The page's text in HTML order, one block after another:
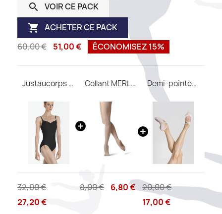
 VOIR CE PACK
 ACHETER CE PACK
60,00 €
51,00 € ÉCONOMISEZ 15%
Justaucorps femme Abbie WEAR MOI
32,00 €
27,20 €
Collant MERLET convertible adulte
8,00 € 6,80 €
Demi-pointes CERES M Wear Moi
20,00 €
17,00 €